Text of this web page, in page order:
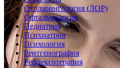
Отоларингология (ЛОР)
Офтальмология
Педиатрия
Психиатрия
Психология
Рентгенография
Рефлексотерапия